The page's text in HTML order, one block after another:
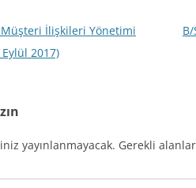
Müşteri İlişkileri Yönetimi
2017)
yayınlanmayacak. Gerekli alanlar